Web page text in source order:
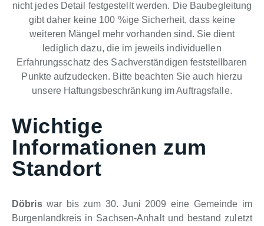
nicht jedes Detail festgestellt werden. Die Baubegleitung
gibt daher keine 100 %ige Sicherheit, dass keine
weiteren Mängel mehr vorhanden sind. Sie dient
lediglich dazu, die im jeweils individuellen
Erfahrungsschatz des Sachverständigen feststellbaren
Punkte aufzudecken. Bitte beachten Sie auch hierzu
unsere Haftungsbeschränkung im Auftragsfalle.
Wichtige
Informationen zum
Standort
Döbriswar bis zum 30. Juni 2009 eine Gemeinde im
Burgenlandkreis in Sachsen-Anhalt und bestand zuletzt